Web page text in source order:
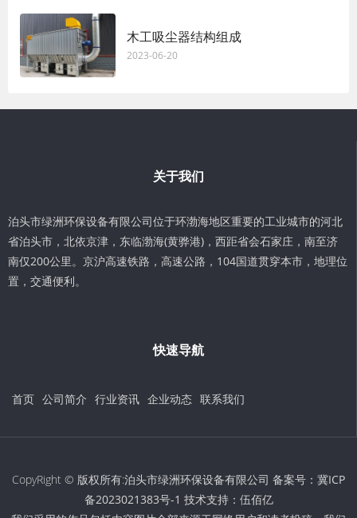
木工吸尘器结构组成
2023-06-20
关于我们
泊头市绿洲环保设备有限公司位于环渤海地区重要的工业城市的河北
省泊头市，北依京津，东临渤海(黄骅港)，西距省会石家庄，南至济
南仅200公里。京沪高速铁路，高速公路，104国道贯穿本市，地理位
置，交通便利。
快速导航
首页 公司简介 行业资讯 企业动态 联系我们
CopyRight © 版权所有:泊头市绿洲环保设备有限公司 备案号： 冀ICP
备2023021383号-1 技术支持： 伍佰亿